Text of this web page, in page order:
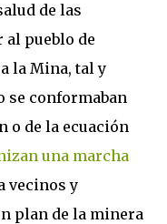
de las
al pueblo de
la Mina, tal y
se conformaban
o de la ecuación
una marcha
vecinos y
plan de la minera